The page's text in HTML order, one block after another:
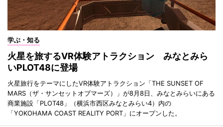
学ぶ・知る
火星を旅するVR体験アトラクション みなとみら
いPLOT48に登場
火星旅行をテーマにしたVR体験アトラクション「THE SUNSET OF
MARS（ザ・サンセットオブマーズ）」が8月8日、みなとみらいにある
商業施設「PLOT48」（横浜市西区みなとみらい4）内の
「YOKOHAMA COAST REALITY PORT」にオープンした。